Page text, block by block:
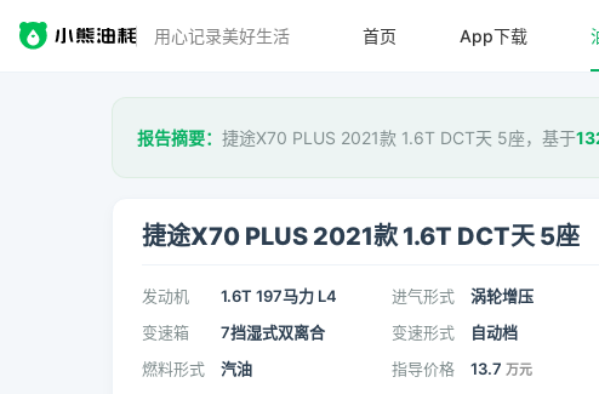
用心记录美好生活 首页 App下载
报告摘要： 捷途X70 PLUS 2021款 1.6T DCT天 5座，基于
捷途X70 PLUS 2021款 1.6T DCT天 5座
发动机 1.6T 197马力 L4 进气形式
涡轮增压
变速箱
7挡湿式双离合 变速形式
自动档
燃料形式
汽油 指导价格 13.7 万元